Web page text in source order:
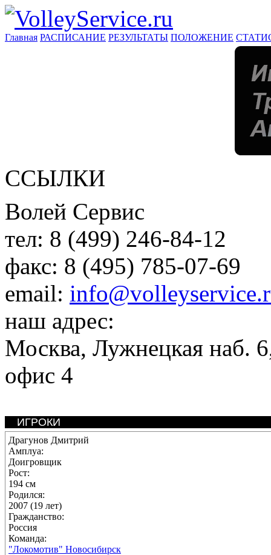
Главная РАСПИСАНИЕ РЕЗУЛЬТАТЫ ПОЛОЖЕНИЕ
ССЫЛКИ
Волей Сервис
тел: 8 (499) 246-84-12
факс: 8 (495) 785-07-69
email:
наш адрес:
Москва, Лужнецкая наб.
офис 4
ИГРОКИ
Драгунов Дмитрий
Амплуа:
Доигровщик
Рост:
194 см
Родился:
2007 (19 лет)
Гражданство:
Россия
Команда:
"Локомотив" Новосибирск